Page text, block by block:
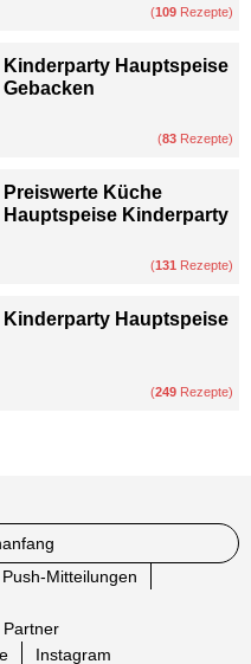
(109 Rezepte)
Kinderparty Hauptspeise
Gebacken
(83 Rezepte)
Preiswerte Küche
Hauptspeise Kinderparty
(131 Rezepte)
Kinderparty Hauptspeise
(249 Rezepte)
Push-Mitteilungen
Partner
Instagram